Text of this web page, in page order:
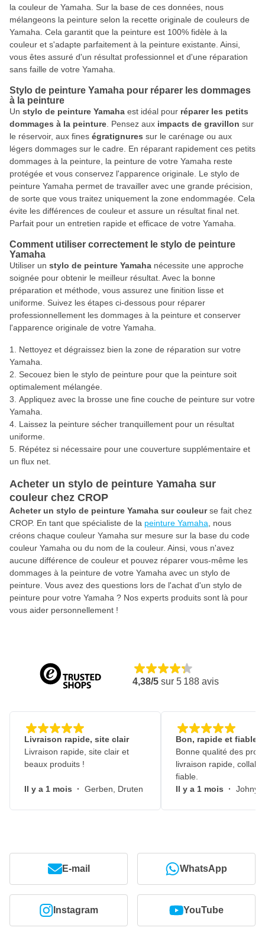
la couleur de Yamaha. Sur la base de ces données, nous
mélangeons la peinture selon la recette originale de couleurs de
Yamaha. Cela garantit que la peinture est 100% fidèle à la
couleur et s'adapte parfaitement à la peinture existante. Ainsi,
vous êtes assuré d'un résultat professionnel et d'une réparation
sans faille de votre Yamaha.
Stylo de peinture Yamaha pour réparer les dommages
à la peinture
Un stylo de peinture Yamaha est idéal pour réparer les petits
dommages à la peinture . Pensez aux impacts de gravillon sur
le réservoir, aux fines égratignures sur le carénage ou aux
légers dommages sur le cadre. En réparant rapidement ces petits
dommages à la peinture, la peinture de votre Yamaha reste
protégée et vous conservez l'apparence originale. Le stylo de
peinture Yamaha permet de travailler avec une grande précision,
de sorte que vous traitez uniquement la zone endommagée. Cela
évite les différences de couleur et assure un résultat final net.
Parfait pour un entretien rapide et efficace de votre Yamaha.
Comment utiliser correctement le stylo de peinture
Yamaha
Utiliser un stylo de peinture Yamaha nécessite une approche
soignée pour obtenir le meilleur résultat. Avec la bonne
préparation et méthode, vous assurez une finition lisse et
uniforme. Suivez les étapes ci-dessous pour réparer
professionnellement les dommages à la peinture et conserver
l'apparence originale de votre Yamaha.
Nettoyez et dégraissez bien la zone de réparation sur votre
Yamaha.
Secouez bien le stylo de peinture pour que la peinture soit
optimalement mélangée.
Appliquez avec la brosse une fine couche de peinture sur votre
Yamaha.
Laissez la peinture sécher tranquillement pour un résultat
uniforme.
Répétez si nécessaire pour une couverture supplémentaire et
un flux net.
Acheter un stylo de peinture Yamaha sur
couleur chez CROP
Acheter un stylo de peinture Yamaha sur couleurse fait chez
CROP. En tant que spécialiste de la peinture Yamaha , nous
créons chaque couleur Yamaha sur mesure sur la base du code
couleur Yamaha ou du nom de la couleur. Ainsi, vous n'avez
aucune différence de couleur et pouvez réparer vous-même les
dommages à la peinture de votre Yamaha avec un stylo de
peinture. Vous avez des questions lors de l'achat d'un stylo de
peinture pour votre Yamaha ? Nos experts produits sont là pour
vous aider personnellement !
4,38/5 sur 5 188 avis
Livraison rapide, site clair
Livraison rapide, site clair et
beaux produits !
Il y a 1 mois · Gerben, Druten
Bon, rapide et fiable
Bonne qualité des
livraison rapide,
fiable.
Il y a 1 mois · Johny,
E-mail WhatsApp
Instagram YouTube